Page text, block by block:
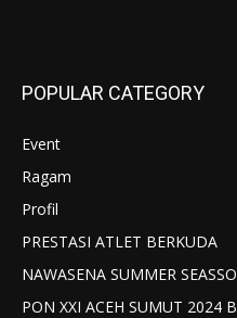
POPULAR CATEGORY
Event
Ragam
Profil
PRESTASI ATLET BERKUDA
NAWASENA SUMMER
PON XXI ACEH SUMUT 2024